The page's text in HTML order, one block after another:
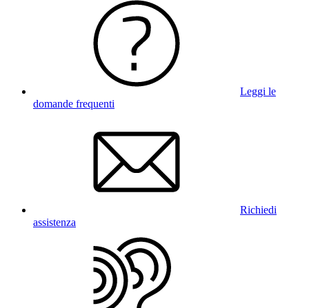
Leggi le
domande frequenti
Richiedi
assistenza